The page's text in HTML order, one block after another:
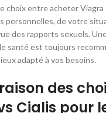
choix entre acheter
personnelles, de votre
des rapports sexuels.
santé est toujours
adapté à vos besoins.
des
Cialis pour